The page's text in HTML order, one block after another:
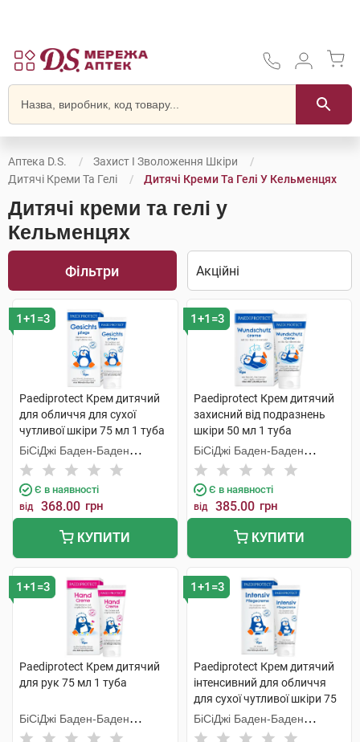
Аптека D.S.
Захист І Зволоження Шкіри
Дитячі Креми Та Гелі
Дитячі Креми Та Гелі У Кельменцях
Дитячі креми та гелі у
Кельменцях
Фільтри
1+1=3
Paediprotect Крем дитячий
для обличчя для сухої
чутливої шкіри 75 мл 1 туба
БіСіДжі Баден-Баден
Косметікс Груп Гмбх
Є в наявності
від 368.00 грн
КУПИТИ
1+1=3
Paediprotect Крем дитячий
захисний від подразнень
шкіри 50 мл 1 туба
БіСіДжі Баден-Баден
Косметікс Груп Гмбх
Є в наявності
від 385.00 грн
КУПИТИ
1+1=3
Paediprotect Крем дитячий
для рук 75 мл 1 туба
БіСіДжі Баден-Баден
Косметікс Груп Гмбх
1+1=3
Paediprotect Крем дитячий
інтенсивний для обличчя
для сухої чутливої шкіри 75
мл 1 туба
БіСіДжі Баден-Баден
Косметікс Груп Гмбх